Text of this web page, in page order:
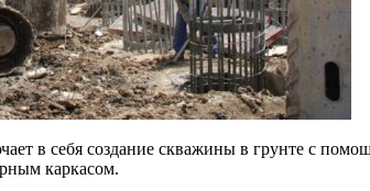
в себя создание скважины в грунте с
каркасом.